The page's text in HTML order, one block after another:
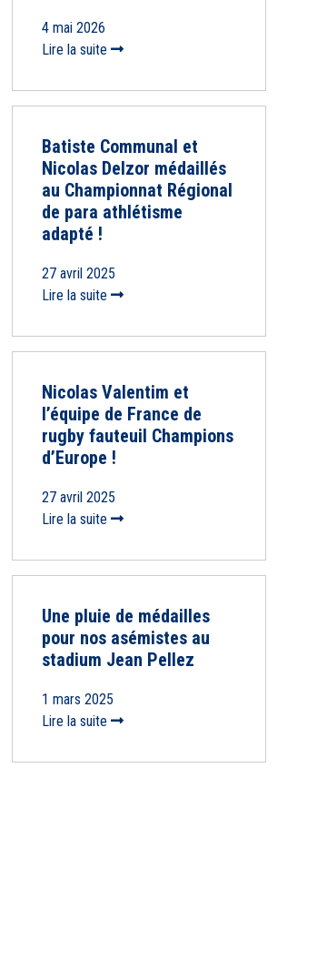
4 mai 2026
Lire la suite
Batiste Communal et
Nicolas Delzor médaillés
au Championnat Régional
de para athlétisme
adapté !
27 avril 2025
Lire la suite
Nicolas Valentim et
l’équipe de France de
rugby fauteuil Champions
d’Europe !
27 avril 2025
Lire la suite
Une pluie de médailles
pour nos asémistes au
stadium Jean Pellez
1 mars 2025
Lire la suite